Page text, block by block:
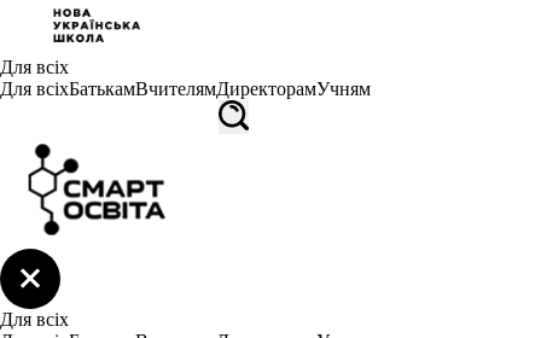
Для всіх
Для всіхБатькамВчителямДиректорамУчням
Для всіх